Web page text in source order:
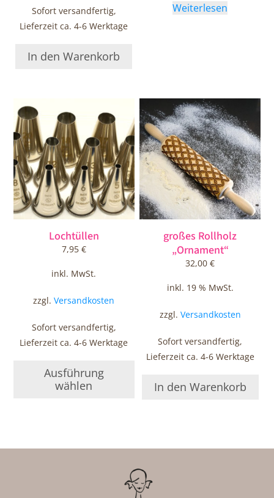
Sofort versandfertig,
Lieferzeit ca. 4-6 Werktage
In den Warenkorb
Weiterlesen
Lochtüllen
7,95 €
inkl. MwSt.
zzgl.Versandkosten
Sofort versandfertig,
Lieferzeit ca. 4-6 Werktage
Ausführung
wählen
Produkt
weist
mehrere
Varianten
auf.
Die
Optionen
können
der
Produktseite
werden
großes Rollholz
„Ornament“
32,00€
inkl. 19 % MwSt.
zzgl. Versandkosten
Sofort versandfertig,
Lieferzeit ca. 4-6 Werktage
In den Warenkorb